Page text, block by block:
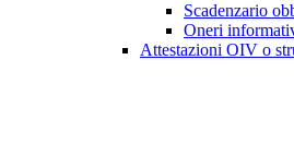
Scadenzario
Oneri
Attestazioni OIV o